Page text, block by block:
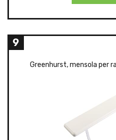
9
Greenhurst, mensola per